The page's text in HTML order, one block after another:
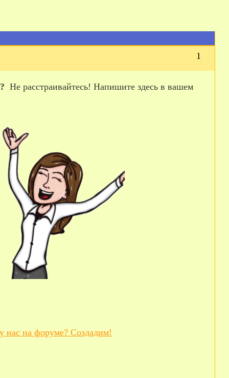
1
Не расстраивайтесь! Напишите здесь в вашем
нас на форуме? Создадим!